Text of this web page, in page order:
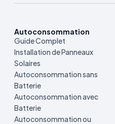
Autoconsommation
Guide Complet
Installation de Panneaux
Solaires
Autoconsommation sans
Batterie
Autoconsommation avec
Batterie
Autoconsommation ou